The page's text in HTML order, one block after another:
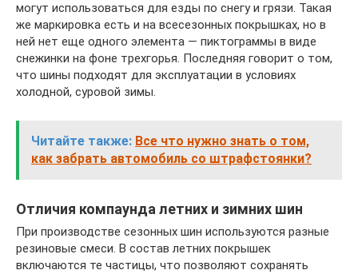
могут использоваться для езды по снегу и грязи. Такая
же маркировка есть и на всесезонных покрышках, но в
ней нет еще одного элемента ― пиктограммы в виде
снежинки на фоне трехгорья. Последняя говорит о том,
что шины подходят для эксплуатации в условиях
холодной, суровой зимы.
Читайте также: Все что нужно знать о том,
как забрать автомобиль со штрафстоянки?
Отличия компаунда летних и зимних шин
При производстве сезонных шин используются разные
резиновые смеси. В состав летних покрышек
включаются те частицы, что позволяют сохранять